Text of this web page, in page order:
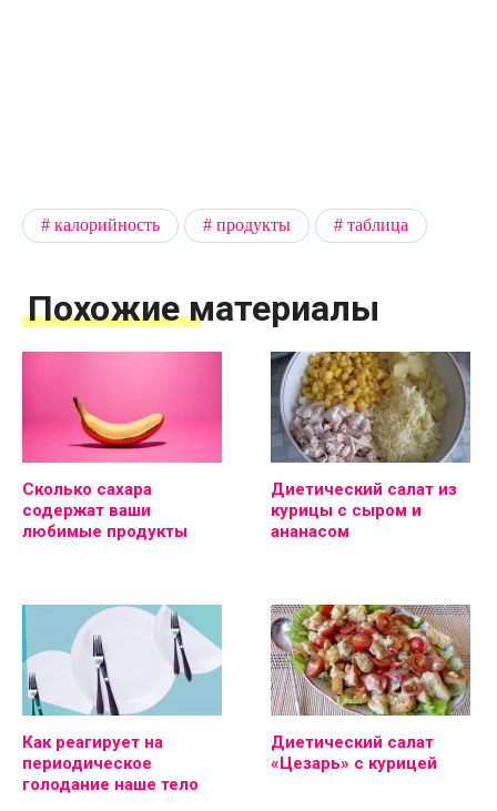
калорийность продукты таблица
Похожие материалы
Сколько сахара
содержат ваши
любимые продукты
Диетический салат из
курицы с сыром и
ананасом
Как реагирует на
периодическое
голодание наше тело
Диетический салат
«Цезарь» с курицей